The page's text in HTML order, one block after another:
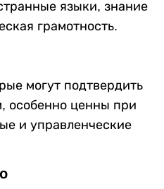
языки, знание
грамотность.
могут подтвердить
особенно ценны при
и управленческие